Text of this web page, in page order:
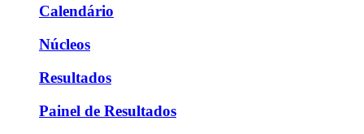
Calendário
Núcleos
Resultados
Painel de Resultados